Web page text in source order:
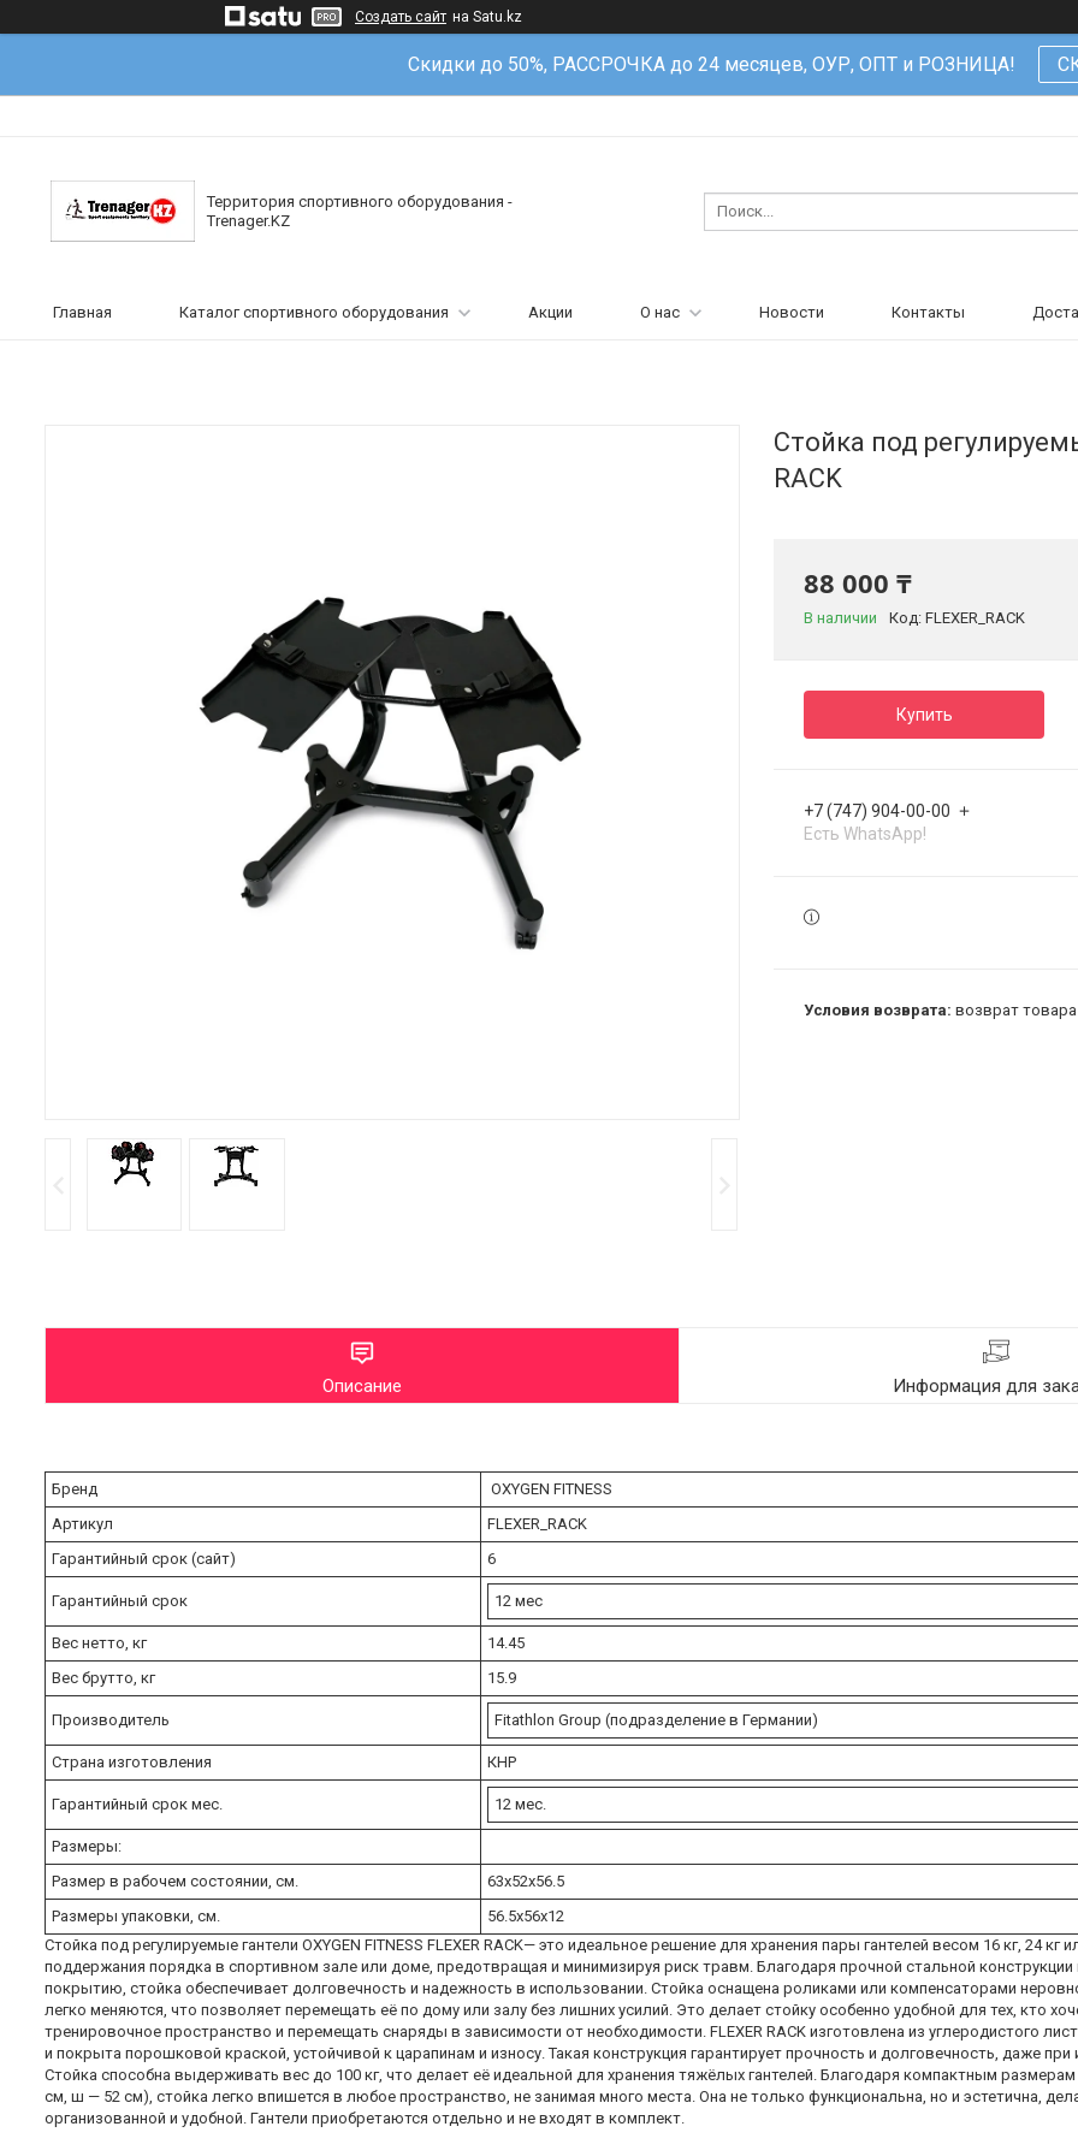
Создать сайт на Satu.kz
Скидки до 50%, РАССРОЧКА до 24 месяцев, ОУР, ОПТ и РОЗНИЦА!
Территория спортивного оборудования -
Trenager.KZ
Главная Каталог спортивного оборудования Акции О нас Новости Контакты
Стойка под
RACK
88 000 ₸
В наличии Код: FLEXER_RACK
Купить
+7 (747) 904-00-00
Есть WhatsApp!
возврат
Описание Информация для
Бренд
OXYGEN FITNESS
Артикул
FLEXER_RACK
Гарантийный срок (сайт)
6
Гарантийный срок 12 мес
Вес нетто, кг
14.45
Вес брутто, кг
15.9
Производитель Fitathlon Group (подразделение в Германии)
Страна изготовления КНР
Гарантийный срок мес. 12 мес.
Размеры:
Размер в рабочем состоянии, см.
63х52x56.5
Размеры упаковки, см.
56.5х56x12
Стойка под регулируемые гантели OXYGEN FITNESS FLEXER RACK— это идеальное решение для хранения пары гантелей весом 16 кг, 24 кг
поддержания порядка в спортивном зале или доме, предотвращая и минимизируя риск травм. Благодаря прочной стальной конструкции
покрытию, стойка обеспечивает долговечность и надежность в использовании. Стойка оснащена роликами или компенсаторами
легко меняются, что позволяет перемещать её по дому или залу без лишних усилий. Это делает стойку особенно удобной для тех, кто
тренировочное пространство и перемещать снаряды в зависимости от необходимости. FLEXER RACK изготовлена из углеродистого
и покрыта порошковой краской, устойчивой к царапинам и износу. Такая конструкция гарантирует прочность и долговечность, даже
Стойка способна выдерживать вес до 100 кг, что делает её идеальной для хранения тяжёлых гантелей. Благодаря компактным
см, ш — 52 см), стойка легко впишется в любое пространство, не занимая много места. Она не только функциональна, но и эстетична,
организованной и удобной. Гантели приобретаются отдельно и не входят в комплект.